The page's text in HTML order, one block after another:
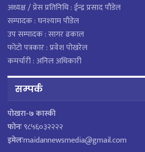
अध्यक्ष / प्रेस प्रतिनिधि : ईन्द्र प्रसाद पौडेल
सम्पादक : घनश्याम पौडेल
उप सम्पादक : सागर ढकाल
फोटो पत्रकार : प्रवेश पोखरेल
कमर्चारी : अनिल अधिकारी
सम्पर्क
पाेखरा-७ कास्की
फोनः९८५६०३२२२२
इमेलःmaidannewsmedia@gmail.com